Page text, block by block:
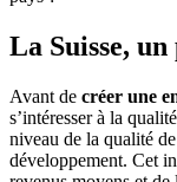
La Suisse,
Avant de créer une
s’intéresser à la
niveau de la qualité
développement. Cet